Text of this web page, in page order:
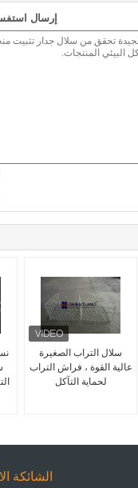
إرسال
سلال التراب الصغيرة
عالية القوة ، فراش التراب
لحماية التآكل
الشائكة